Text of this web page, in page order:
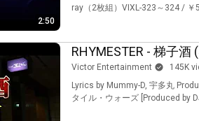
2:50
ray（2枚組）VIXL-323～324 /
RHYMESTER - 梯子酒
Victor Entertainment 145K
Lyrics by Mummy-D, 宇多丸
タイル・ウォーズ [Produced by